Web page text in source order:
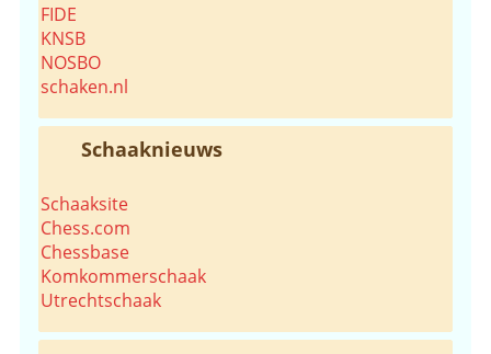
FIDE
KNSB
NOSBO
schaken.nl
Schaaknieuws
Schaaksite
Chess.com
Chessbase
Komkommerschaak
Utrechtschaak